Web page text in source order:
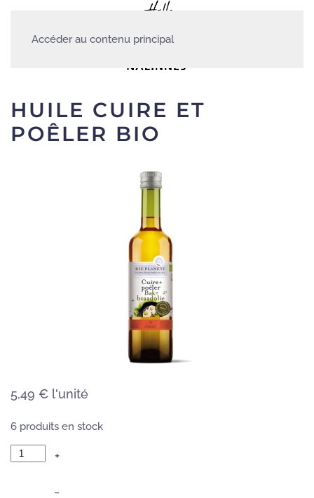
Accéder au contenu principal
HUILE CUIRE ET
POÊLER BIO
5,49 € l'unité
6 produits en stock
+
–